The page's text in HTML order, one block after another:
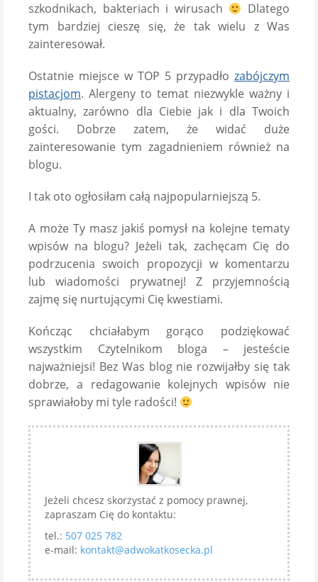
szkodnikach, bakteriach i wirusach
Dlatego
tym bardziej cieszę się, że tak wielu z Was
zainteresował.
Ostatnie miejsce w TOP 5 przypadło zabójczym
pistacjom. Alergeny to temat niezwykle ważny i
aktualny, zarówno dla Ciebie jak i dla Twoich
gości. Dobrze zatem, że widać duże
zainteresowanie tym zagadnieniem również na
blogu.
I tak oto ogłosiłam całą najpopularniejszą 5.
A może Ty masz jakiś pomysł na kolejne tematy
wpisów na blogu? Jeżeli tak, zachęcam Cię do
podrzucenia swoich propozycji w komentarzu
lub wiadomości prywatnej! Z przyjemnością
zajmę się nurtującymi Cię kwestiami.
Kończąc chciałabym gorąco podziękować
wszystkim Czytelnikom bloga – jesteście
najważniejsi! Bez Was blog nie rozwijałby się tak
dobrze, a redagowanie kolejnych wpisów nie
sprawiałoby mi tyle radości!
Jeżeli chcesz skorzystać z pomocy prawnej,
zapraszam Cię do kontaktu:
tel.: 507 025 782
e-mail: kontakt@adwokatkosecka.pl